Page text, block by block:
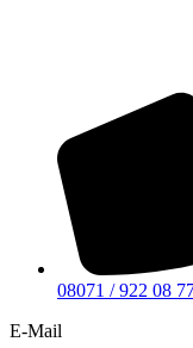
08071 / 922 08
E-Mail